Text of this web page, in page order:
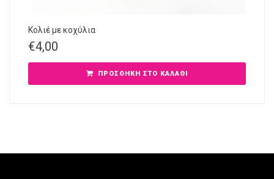
Κολιέ με κοχύλια
€4,00
ΠΡΟΣΘΉΚΗ ΣΤΟ ΚΑΛΆΘΙ